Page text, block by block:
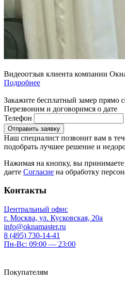
Видеоотзыв клиента компании
Подробнее
Закажите бесплатный замер прямо
Перезвоним и договоримся о дате
Телефон
Отправить заявку
Наш специалист позвонит вам в
подобрать лучшее решение и
Нажимая на кнопку, вы принимаете
даете Согласие на обработку
Контакты
Центральный офис
г. Москва, ул. Кусковская, 20а
info@oknamaster.ru
8 (495) 730-14-41
Пн-Вс: 09:00 — 23:00
Покупателям